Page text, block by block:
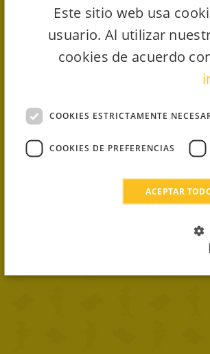
Este sitio web usa
usuario. Al utilizar
cookies de acuerdo
COOKIES ESTRICTAMENTE
COOKIES DE PREFERENCIAS
ACEPTAR